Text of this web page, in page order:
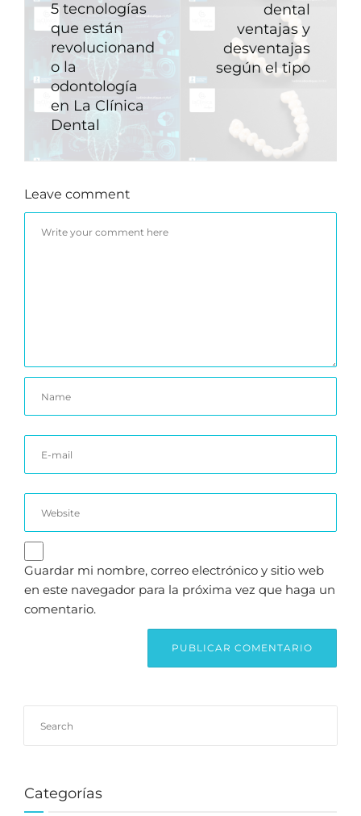
5 tecnologías
que están
revolucionand
o la
odontología
en La Clínica
Dental
dental
ventajas y
desventajas
según el tipo
Leave comment
Guardar mi nombre, correo electrónico y sitio web
en este navegador para la próxima vez que haga un
comentario.
Categorías